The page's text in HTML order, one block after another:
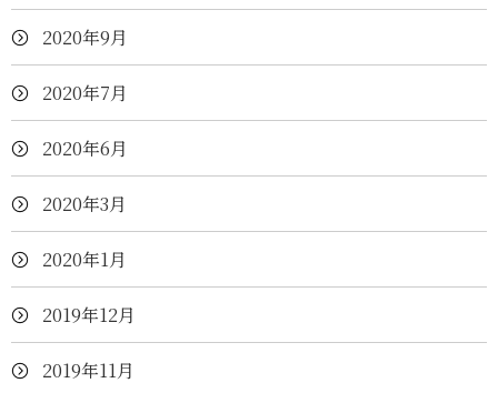
2020年9月
2020年7月
2020年6月
2020年3月
2020年1月
2019年12月
2019年11月